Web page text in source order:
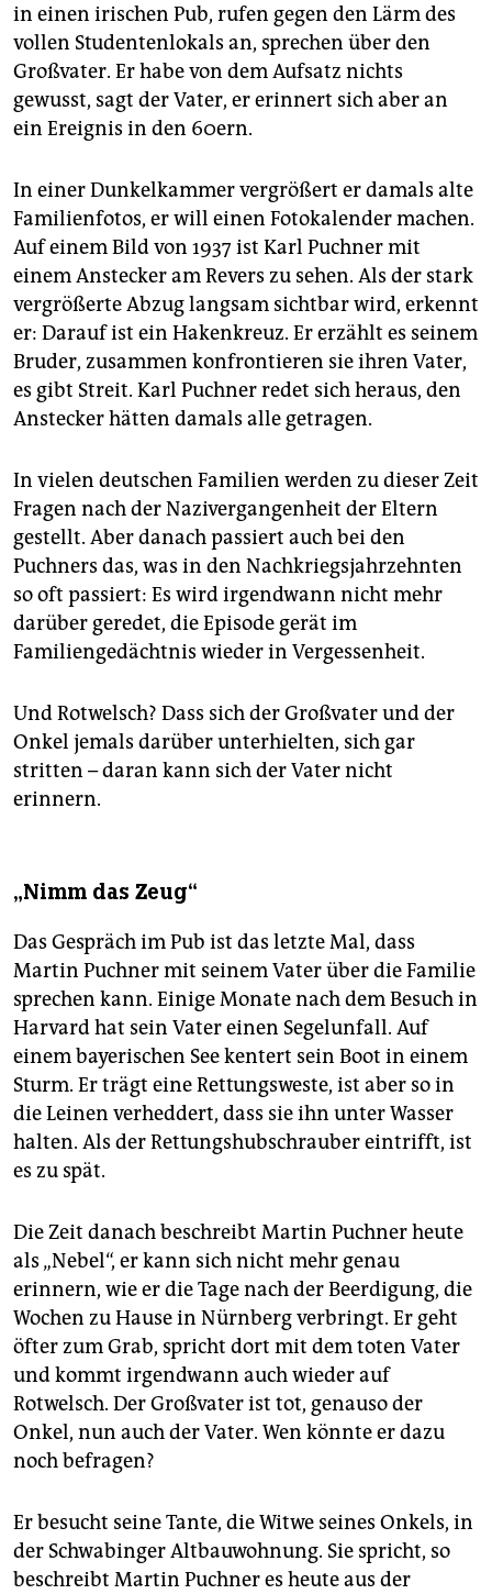
in einen irischen Pub, rufen gegen den Lärm des
vollen Studentenlokals an, sprechen über den
Großvater. Er habe von dem Aufsatz nichts
gewusst, sagt der Vater, er erinnert sich aber an
ein Ereignis in den 60ern.
In einer Dunkelkammer vergrößert er damals alte
Familienfotos, er will einen Fotokalender machen.
Auf einem Bild von 1937 ist Karl Puchner mit
einem Anstecker am Revers zu sehen. Als der stark
vergrößerte Abzug langsam sichtbar wird, erkennt
er: Darauf ist ein Hakenkreuz. Er erzählt es seinem
Bruder, zusammen konfrontieren sie ihren Vater,
es gibt Streit. Karl Puchner redet sich heraus, den
Anstecker hätten damals alle getragen.
In vielen deutschen Familien werden zu dieser Zeit
Fragen nach der Nazivergangenheit der Eltern
gestellt. Aber danach passiert auch bei den
Puchners das, was in den Nachkriegsjahrzehnten
so oft passiert: Es wird irgendwann nicht mehr
darüber geredet, die Episode gerät im
Familiengedächtnis wieder in Vergessenheit.
Und Rotwelsch? Dass sich der Großvater und der
Onkel jemals darüber unterhielten, sich gar
stritten – daran kann sich der Vater nicht
erinnern.
„Nimm das Zeug“
Das Gespräch im Pub ist das letzte Mal, dass
Martin Puchner mit seinem Vater über die Familie
sprechen kann. Einige Monate nach dem Besuch in
Harvard hat sein Vater einen Se­gel­un­fall. Auf
einem bayerischen See kentert sein Boot in einem
Sturm. Er trägt eine Rettungsweste, ist aber so in
die Leinen verheddert, dass sie ihn unter Wasser
halten. Als der Rettungshubschrauber eintrifft, ist
es zu spät.
Die Zeit danach beschreibt Martin Puchner heute
als „Nebel“, er kann sich nicht mehr genau
erinnern, wie er die Tage nach der Beerdigung, die
Wochen zu Hause in Nürnberg verbringt. Er geht
öfter zum Grab, spricht dort mit dem toten Vater
und kommt irgendwann auch wieder auf
Rotwelsch. Der Großvater ist tot, genauso der
Onkel, nun auch der Vater. Wen könnte er dazu
noch befragen?
Er besucht seine Tante, die Witwe seines Onkels, in
der Schwabinger Altbauwohnung. Sie spricht, so
beschreibt Martin Puchner es heute aus der